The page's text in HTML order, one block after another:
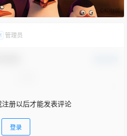
管理员
册以后才能发表评论
登录